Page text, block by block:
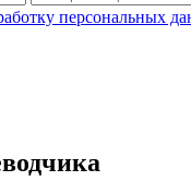
персональных